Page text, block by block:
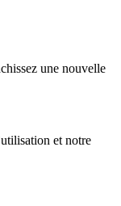
une nouvelle
et notre